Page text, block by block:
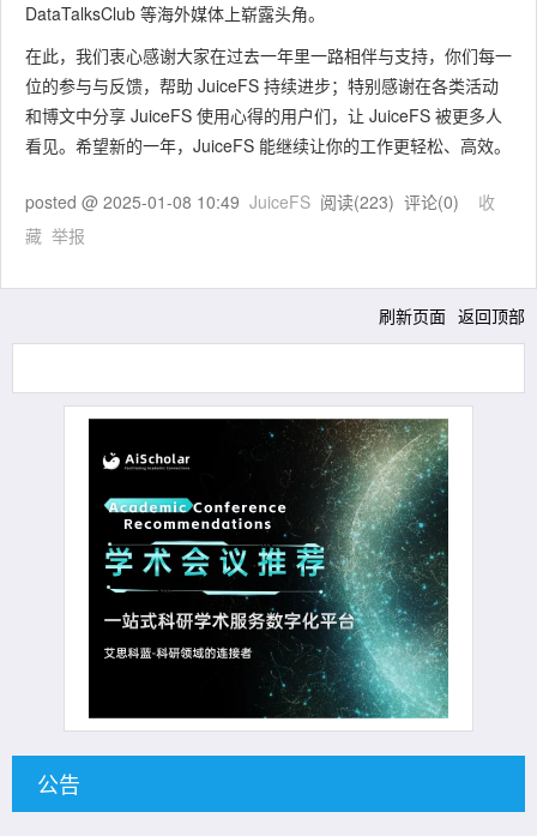
DataTalksClub 等海外媒体上崭露头角。
在此，我们衷心感谢大家在过去一年里一路相伴与支持，你们每一
位的参与与反馈，帮助 JuiceFS 持续进步；特别感谢在各类活动
和博文中分享 JuiceFS 使用心得的用户们，让 JuiceFS 被更多人
看见。希望新的一年，JuiceFS 能继续让你的工作更轻松、高效。
posted @ 2025-01-08 10:49 JuiceFS 阅读(223) 评论(0) 收
藏 举报
刷新页面 返回顶部
公告